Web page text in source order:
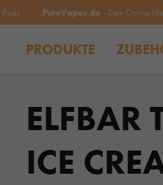
PureVapes.de- Dein Online
PRODUKTE
ELFBAR
ICE